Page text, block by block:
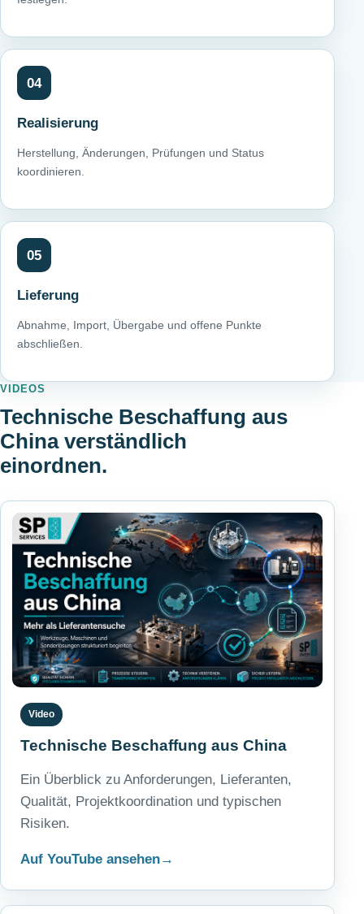
04
Realisierung
Herstellung, Änderungen, Prüfungen und Status
koordinieren.
05
Lieferung
Abnahme, Import, Übergabe und offene Punkte
abschließen.
VIDEOS
Technische Beschaffung aus
China verständlich
einordnen.
Video
Technische Beschaffung aus China
Ein Überblick zu Anforderungen, Lieferanten,
Qualität, Projektkoordination und typischen
Risiken.
Auf YouTube ansehen